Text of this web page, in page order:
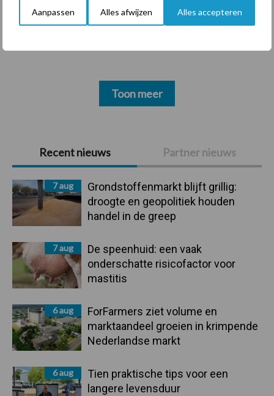
Aanpassen Alles afwijzen Alles accepteren
Primaire
Sidebar
Recent nieuws Partner nieuws
7 aug
Grondstoffenmarkt blijft grillig:
droogte en geopolitiek houden
handel in de greep
7 aug
De speenhuid: een vaak
onderschatte risicofactor voor
mastitis
6 aug
ForFarmers ziet volume en
marktaandeel groeien in krimpende
Nederlandse markt
6 aug
Tien praktische tips voor een
langere levensduur
Bedrijfsnieuws
Ligbox &
Voerhekken
Toon meer